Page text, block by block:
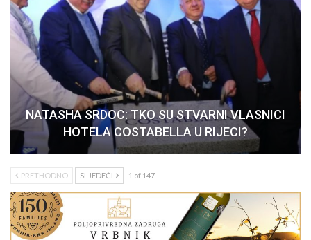
NATASHA SRDOC: TKO SU STVARNI VLASNICI
HOTELA COSTABELLA U RIJECI?
PRETHODNO SLJEDEĆI 1 of 147